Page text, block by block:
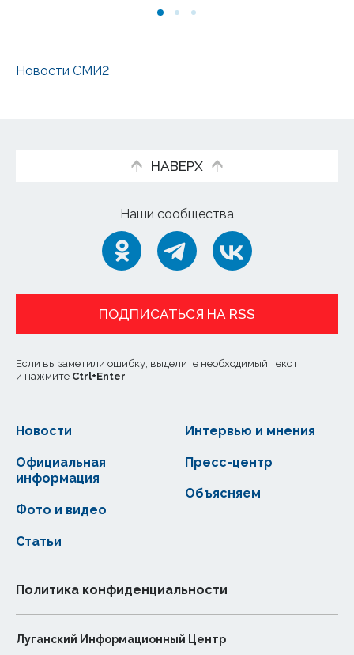
Новости СМИ2
НАВЕРХ
Наши сообщества
ПОДПИСАТЬСЯ НА RSS
Если вы заметили ошибку, выделите необходимый текст
и нажмите Ctrl+Enter
Новости
Статьи
Официальная
информация
Интервью и мнения
Фото и видео
Пресс-центр
Объясняем
Политика конфиденциальности
Луганский Информационный Центр